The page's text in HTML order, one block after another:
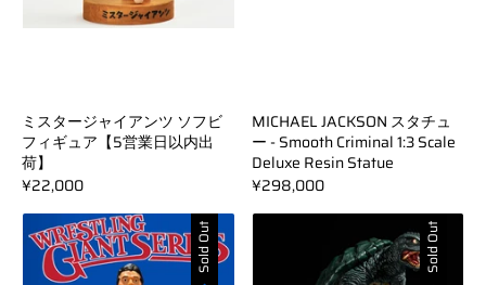
ミスタージャイアンツ ソフビ
フィギュア【5営業日以内出
荷】
¥22,000
MICHAEL JACKSON スタチュ
ー - Smooth Criminal 1:3 Scale
Deluxe Resin Statue
¥298,000
Sold Out Sold Out